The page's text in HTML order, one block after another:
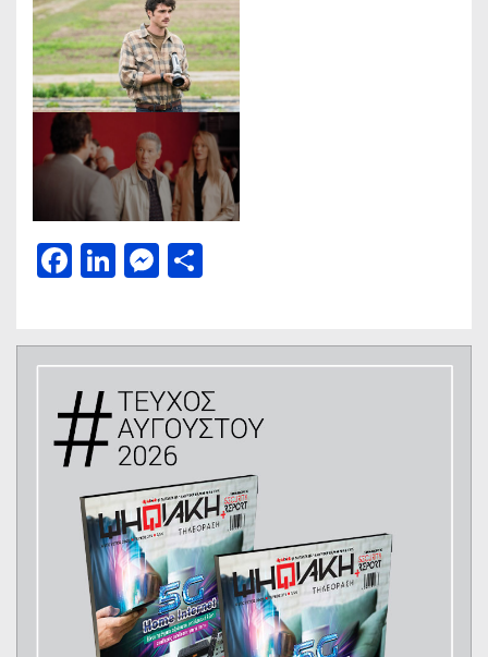
Facebook
LinkedIn
Messenger